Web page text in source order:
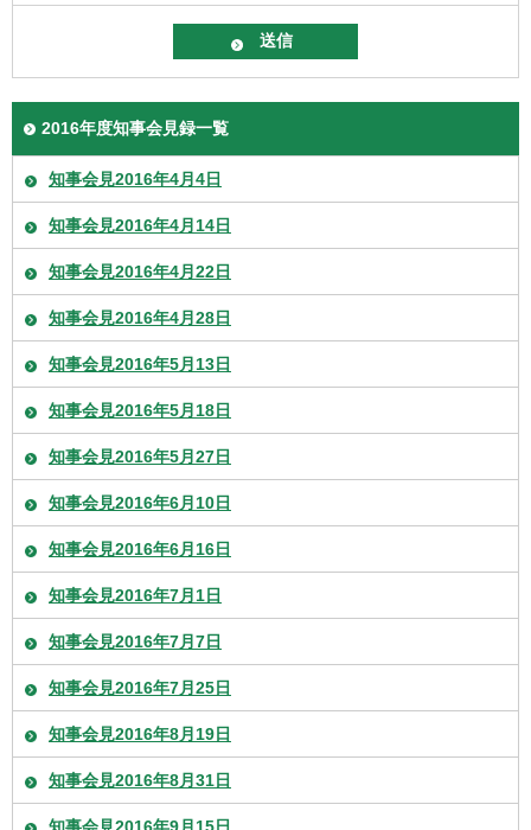
2016年度知事会見録一覧
知事会見2016年4月4日
知事会見2016年4月14日
知事会見2016年4月22日
知事会見2016年4月28日
知事会見2016年5月13日
知事会見2016年5月18日
知事会見2016年5月27日
知事会見2016年6月10日
知事会見2016年6月16日
知事会見2016年7月1日
知事会見2016年7月7日
知事会見2016年7月25日
知事会見2016年8月19日
知事会見2016年8月31日